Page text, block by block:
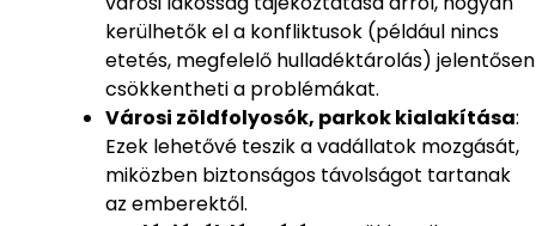
kerülhetők el a konfliktusok (például nincs
etetés, megfelelő hulladéktárolás) jelentősen
csökkentheti a problémákat.
Városi zöldfolyosók, parkok kialakítása:
Ezek lehetővé teszik a vadállatok mozgását,
miközben biztonságos távolságot tartanak
az emberektől.